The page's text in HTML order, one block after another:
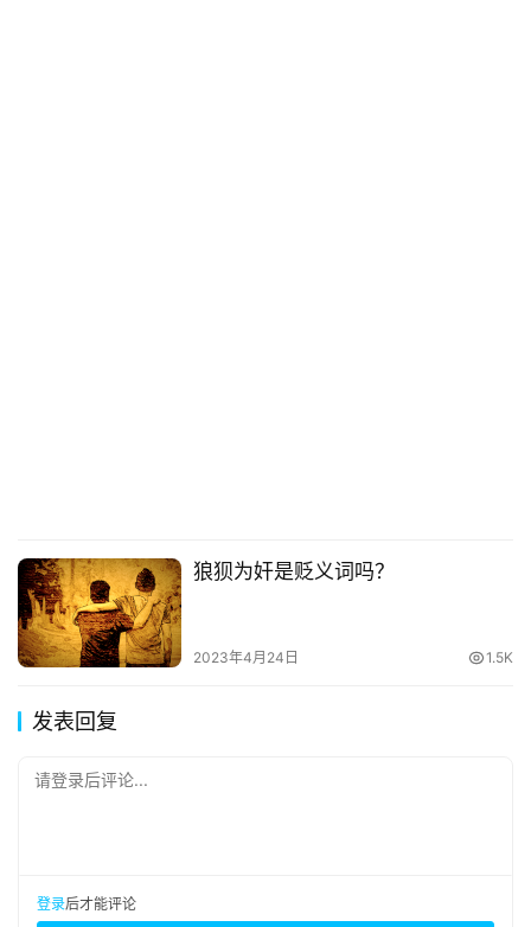
狼狈为奸是贬义词吗？
2023年4月24日 1.5K
发表回复
请登录后评论...
登录后才能评论